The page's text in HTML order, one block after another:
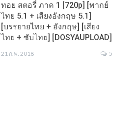
ทอย สตอรี่ ภาค 1 [720p] [พากย์
ไทย 5.1 + เสียงอังกฤษ 5.1]
[บรรยายไทย + อังกฤษ] [เสียง
ไทย + ซับไทย] [DOSYAUPLOAD]
21 ก.พ. 2018 5